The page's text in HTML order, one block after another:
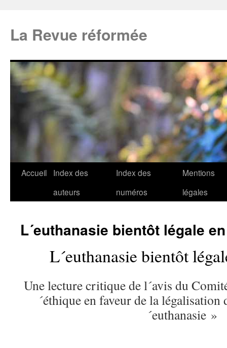
La Revue réformée
Accueil
Index des
auteurs
Index des
numéros
Mentions
légales
L´euthanasie bientôt légale
L´euthanasie bientôt
Une lecture critique de l´avis du
´éthique en faveur de la légalisation
´euthanasie »